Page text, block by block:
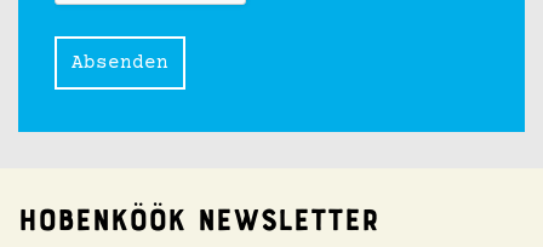
Absenden
Hobenköök Newsletter